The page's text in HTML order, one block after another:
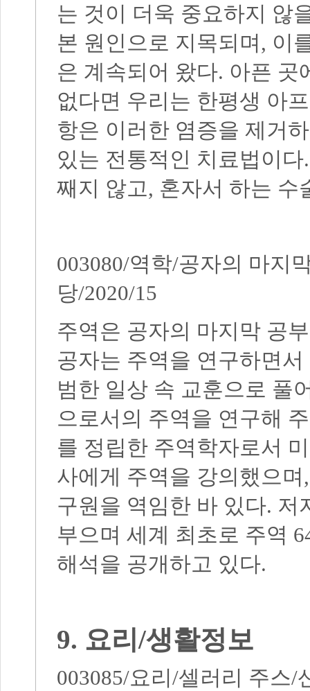
는 것이 더욱 중요하지 않
본 원인으로 지목되며, 이
은 계속되어 왔다. 아픈 곳
없다면 우리는 한평생 아
항은 이러한 염증을 제거
있는 전통적인 치료법이다
째지 않고, 혼자서 하는 수
003080/역학/공자의 마지
당/2020/15
주역은 공자의 마지막 공
공자는 주역을 연구하면
범한 일상 속 교훈으로 풀
으로서의 주역을 연구해
를 정립한 주역학자로서
사에게 주역을 강의했으며
구원을 역임한 바 있다. 저
부으며 세계 최초로 주역
해석을 공개하고 있다.
9. 요리/생활정보
003085/요리 /셀러리 주스/